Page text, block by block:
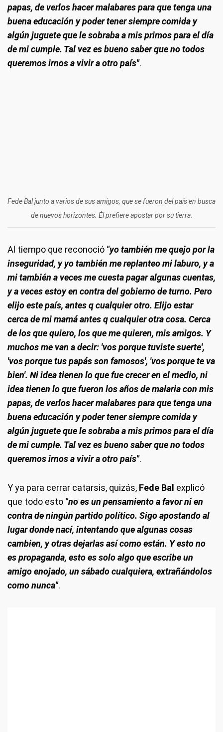
papas, de verlos hacer malabares para que tenga una
buena educación y poder tener siempre comida y
algún juguete que le sobraba a mis primos para el día
de mi cumple. Tal vez es bueno saber que no todos
queremos irnos a vivir a otro país".
Fede Bal junto a varios de sus amigos, que se fueron del país en busca
de nuevos horizontes. Él prefiere apostar por su tierra.
Al tiempo que reconoció "yo también me quejo por la
inseguridad, y yo también me replanteo mi laburo, y a
mi también a veces me cuesta pagar algunas cuentas,
y a veces estoy en contra del gobierno de turno. Pero
elijo este país, antes q cualquier otro. Elijo estar
cerca de mi mamá antes q cualquier otra cosa. Cerca
de los que quiero, los que me quieren, mis amigos. Y
muchos me van a decir: 'vos porque tuviste suerte',
'vos porque tus papás son famosos', 'vos porque te va
bien'. Ni idea tienen lo que fue crecer en el medio, ni
idea tienen lo que fueron los años de malaria con mis
papas, de verlos hacer malabares para que tenga una
buena educación y poder tener siempre comida y
algún juguete que le sobraba a mis primos para el día
de mi cumple. Tal vez es bueno saber que no todos
queremos irnos a vivir a otro país".
Y ya para cerrar catarsis, quizás, Fede Bal explicó
que todo esto "no es un pensamiento a favor ni en
contra de ningún partido político. Sigo apostando al
lugar donde nací, intentando que algunas cosas
cambien, y otras dejarlas así como están. Y esto no
es propaganda, esto es solo algo que escribe un
amigo enojado, un sábado cualquiera, extrañándolos
como nunca".